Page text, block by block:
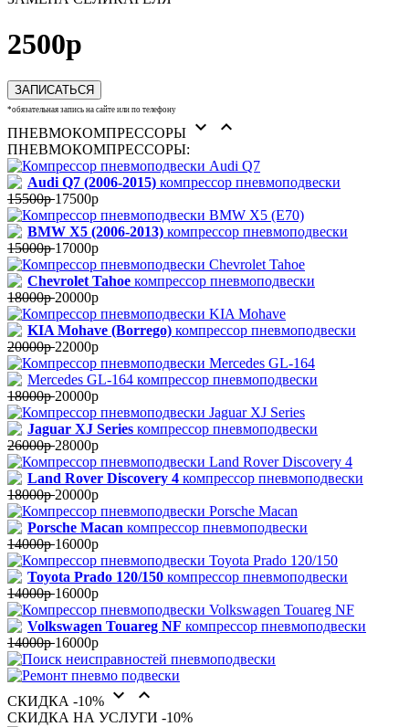
2500р
ЗАПИСАТЬСЯ
*обязательная запись на сайте или по телефону
ПНЕВМОКОМПРЕССОРЫ  
ПНЕВМОКОМПРЕССОРЫ:
Audi Q7 (2006-2015) компрессор пневмоподвески
15500р17500р
BMW X5 (2006-2013) компрессор пневмоподвески
15000р17000р
Chevrolet Tahoe компрессор пневмоподвески
18000р20000р
KIA Mohave (Borrego) компрессор пневмоподвески
20000р22000р
Mercedes GL-164 компрессор пневмоподвески
18000р20000р
Jaguar XJ Series компрессор пневмоподвески
26000р28000р
Land Rover Discovery 4 компрессор пневмоподвески
18000р20000р
Porsche Macan компрессор пневмоподвески
14000р16000р
Toyota Prado 120/150 компрессор пневмоподвески
14000р16000р
Volkswagen Touareg NF компрессор пневмоподвески
14000р16000р
СКИДКА -10%  
СКИДКА НА УСЛУГИ -10%